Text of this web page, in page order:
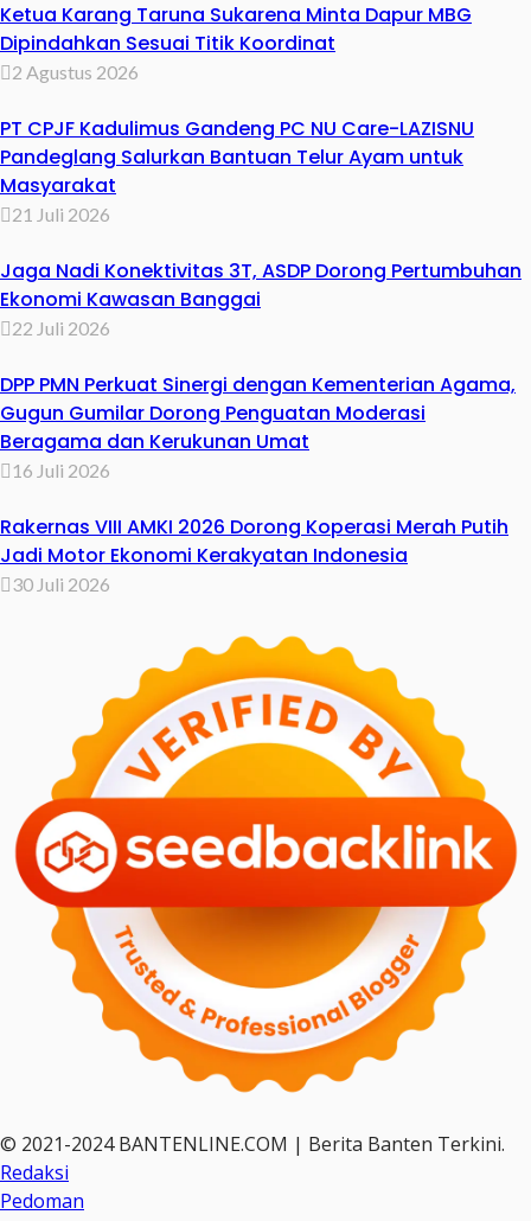
Ketua Karang Taruna Sukarena Minta Dapur MBG
Dipindahkan Sesuai Titik Koordinat
2 Agustus 2026
PT CPJF Kadulimus Gandeng PC NU Care-LAZISNU
Pandeglang Salurkan Bantuan Telur Ayam untuk
Masyarakat
21 Juli 2026
Jaga Nadi Konektivitas 3T, ASDP Dorong Pertumbuhan
Ekonomi Kawasan Banggai
22 Juli 2026
DPP PMN Perkuat Sinergi dengan Kementerian Agama,
Gugun Gumilar Dorong Penguatan Moderasi
Beragama dan Kerukunan Umat
16 Juli 2026
Rakernas VIII AMKI 2026 Dorong Koperasi Merah Putih
Jadi Motor Ekonomi Kerakyatan Indonesia
30 Juli 2026
© 2021-2024 BANTENLINE.COM | Berita Banten Terkini.
Redaksi
Pedoman